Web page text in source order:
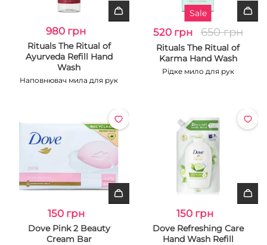
980 грн
Rituals The Ritual of
Ayurveda Refill Hand
Wash
Наповнювач мила для рук
Sale
520 грн 650 грн
Rituals The Ritual of
Karma Hand Wash
Рідке мило для рук
150 грн
Dove Pink 2 Beauty
Cream Bar
150 грн
Dove Refreshing Care
Hand Wash Refill